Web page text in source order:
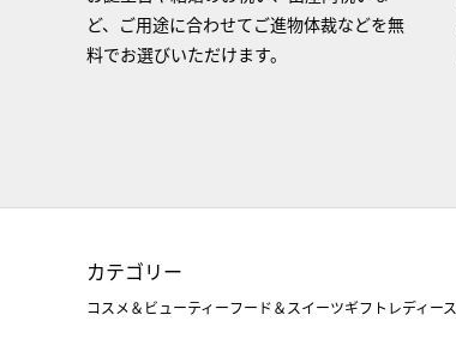
ど、ご用途に合わせてご進物体裁などを無
料でお選びいただけます。
カテゴリー
コスメ＆ビューティーフード＆スイーツギフト レディース